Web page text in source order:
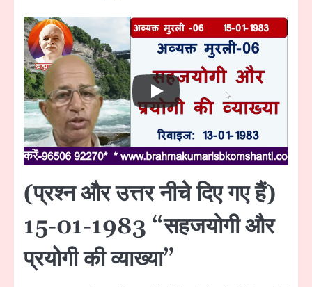
(प्रश्न और उत्तर नीचे दिए गए हैं)
15-01-1983 “सहजयोगी और
प्रयोगी की व्याख्या”